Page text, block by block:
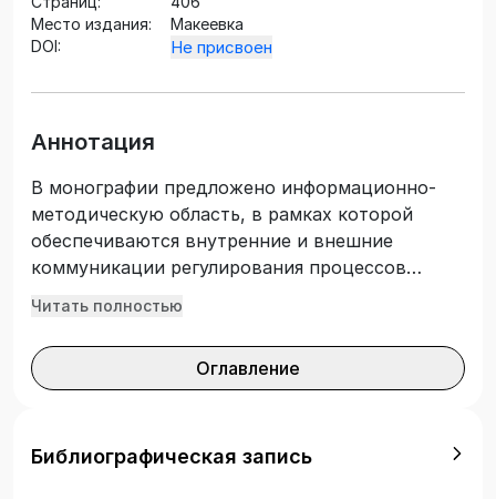
Место издания:
Макеевка
DOI:
Не присвоен
Аннотация
В монографии предложено информационно-
методическую область, в рамках которой
обеспечиваются внутренние и внешние
коммуникации регулирования процессов
внедрения инновационных технологий
компаниями, базирующейся на
инструментарии стандарта ISО.
обоснованность и эффективность
Читать полностью
Оглавление
Библиографическая запись